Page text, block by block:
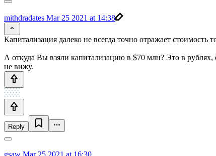
mithdradates Mar 25 2021 at 14:38
Капитализация далеко не всегда точно отражает
А откуда Вы взяли капитализацию в $70 млн? Это в рублях,
не вижу.
Reply
gsaw Mar 25 2021 at 16:30